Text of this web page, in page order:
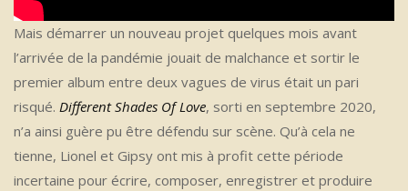
Mais démarrer un nouveau projet quelques mois avant
l’arrivée de la pandémie jouait de malchance et sortir le
premier album entre deux vagues de virus était un pari
risqué. Different Shades Of Love, sorti en septembre 2020,
n’a ainsi guère pu être défendu sur scène. Qu’à cela ne
tienne, Lionel et Gipsy ont mis à profit cette période
incertaine pour écrire, composer, enregistrer et produire